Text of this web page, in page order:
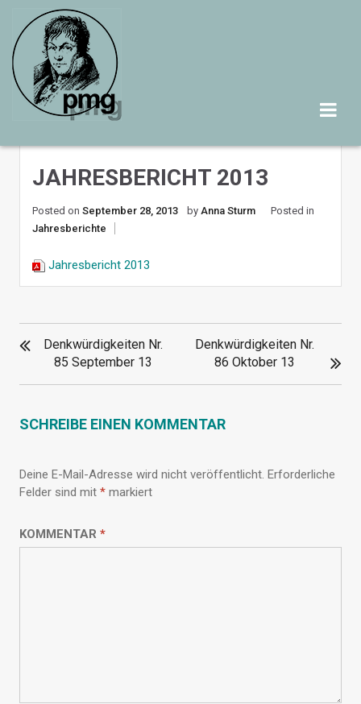
content
JAHRESBERICHT 2013
Posted on September 28, 2013 by Anna Sturm
Posted in
Jahresberichte
Jahresbericht 2013
BEITRAGSNAVIGATION
Denkwürdigkeiten Nr.
85 September 13
Denkwürdigkeiten Nr.
86 Oktober 13
SCHREIBE EINEN KOMMENTAR
Deine E-Mail-Adresse wird nicht veröffentlicht. Erforderliche
Felder sind mit *markiert
KOMMENTAR *